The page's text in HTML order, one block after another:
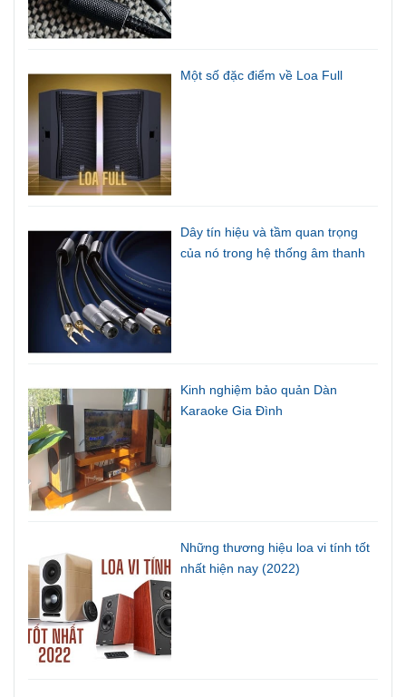
Một số đặc điểm về Loa Full
Dây tín hiệu và tầm quan trọng
của nó trong hệ thống âm thanh
Kinh nghiệm bảo quản Dàn
Karaoke Gia Đình
Những thương hiệu loa vi tính tốt
nhất hiện nay (2022)